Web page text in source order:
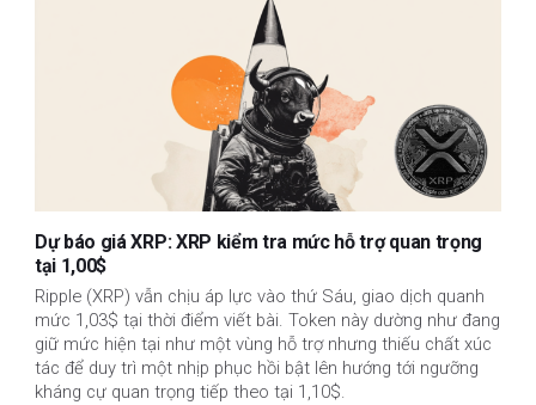
Dự báo giá XRP: XRP kiểm tra mức hỗ trợ quan trọng
tại 1,00$
Ripple (XRP) vẫn chịu áp lực vào thứ Sáu, giao dịch quanh
mức 1,03$ tại thời điểm viết bài. Token này dường như đang
giữ mức hiện tại như một vùng hỗ trợ nhưng thiếu chất xúc
tác để duy trì một nhịp phục hồi bật lên hướng tới ngưỡng
kháng cự quan trọng tiếp theo tại 1,10$.